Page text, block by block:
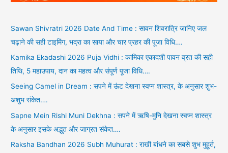
Sawan Shivratri 2026 Date And Time : सावन शिवरात्रि जानिए जल
चढ़ाने की सही टाइमिंग, भद्रा का साया और चार प्रहर की पूजा विधि….
Kamika Ekadashi 2026 Puja Vidhi : कामिका एकादशी पावन व्रत की सही
तिथि, 5 महाउपाय, दान का महत्व और संपूर्ण पूजा विधि….
Seeing Camel in Dream : सपने में ऊंट देखना स्वप्न शास्त्र, के अनुसार शुभ-
अशुभ संकेत….
Sapne Mein Rishi Muni Dekhna : सपने में ऋषि-मुनि देखना स्वप्न शास्त्र
के अनुसार इसके अद्भुत और जाग्रत संकेत….
Raksha Bandhan 2026 Subh Muhurat : राखी बांधने का सबसे शुभ मुहूर्त,